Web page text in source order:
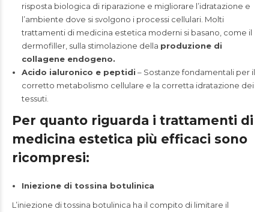
risposta biologica di riparazione e migliorare l’idratazione e
l’ambiente dove si svolgono i processi cellulari. Molti
trattamenti di medicina estetica moderni si basano, come il
dermofiller, sulla stimolazione della produzione di
collagene endogeno.
Acido ialuronico e peptidi – Sostanze fondamentali per il
corretto metabolismo cellulare e la corretta idratazione dei
tessuti.
Per quanto riguarda i trattamenti di
medicina estetica più efficaci sono
ricompresi:
Iniezione di tossina botulinica
L’iniezione di tossina botulinica ha il compito di limitare il